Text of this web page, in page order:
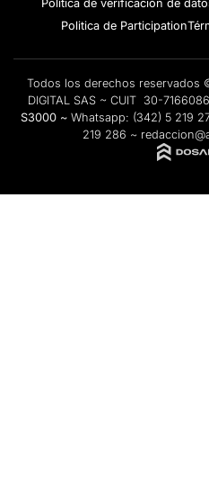
Política de verificación de
Politica de Participation
Todos los derechos reservados
DIGITAL SAS ~ CUIT 30-
S3000 ~ Whatsapp: (342) 5 219
219 286 ~